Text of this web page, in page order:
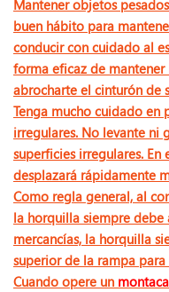
Mantener objetos
buen hábito para
conducir con cuidado al
forma eficaz de mantener
abrocharte el cinturón de
Tenga mucho cuidado en
irregulares. No levante ni
superficies irregulares. En
desplazará rápidamente
Como regla general, al
la horquilla siempre debe
mercancías, la horquilla
superior de la rampa
Cuando opere un